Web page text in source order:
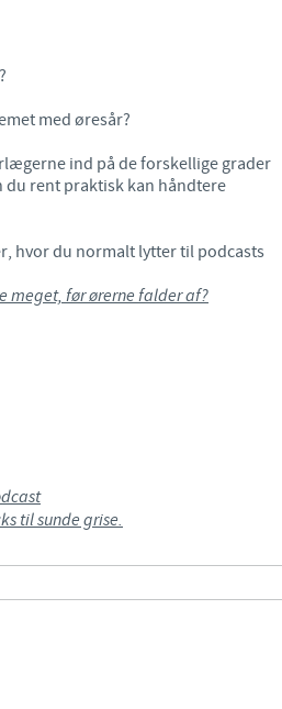
med øresår?
ind på de forskellige grader
du rent praktisk kan håndtere
hvor du normalt lytter til podcasts
meget, før ørerne falder af?
til sunde grise.